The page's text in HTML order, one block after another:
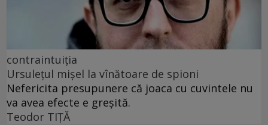
contraintuiția
Ursulețul mișel la vînătoare de spioni
Nefericita presupunere că joaca cu cuvintele nu
va avea efecte e greșită.
Teodor TIŢĂ